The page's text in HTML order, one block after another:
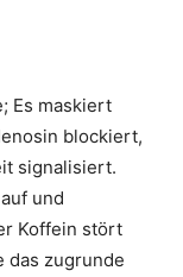
Es maskiert
blockiert,
signalisiert.
und
Koffein stört
das zugrunde